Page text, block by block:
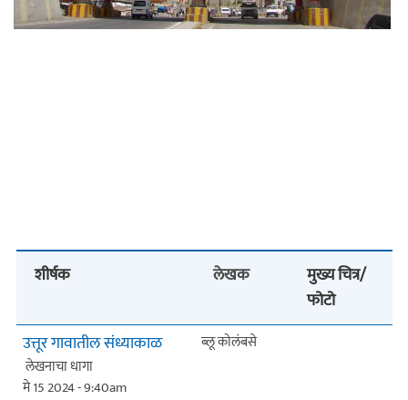
शीर्षक लेखक
मुख्य चित्र/
फोटो
उत्तूर गावातील संध्याकाळ
लेखनाचा धागा
मे 15 2024 - 9:40am
ब्लू कोलंबसे